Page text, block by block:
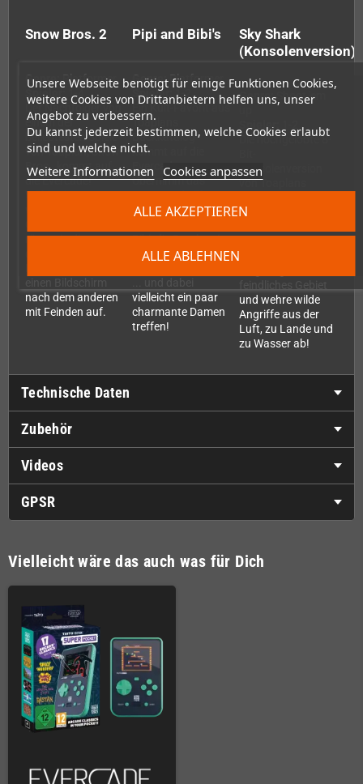
Unsere Webseite benötigt für einige Funktionen Cookies,
weitere Cookies von Drittanbietern helfen uns, unser
Angebot zu verbessern.
Du kannst jederzeit bestimmen, welche Cookies erlaubt
sind und welche nicht.
Weitere Informationen Cookies anpassen
ALLE ABLEHNEN
ALLE AKZEPTIEREN
Snow Bros. 2
Genre:Platformer
Spieler:
1-4
Der Nachfolger von
einem der
beliebtesten Spiele
von Toaplan, Snow
Bros., kommt auf
die Evercade!
Wähle einen von
räume in diesem
nach dem anderen
mit Feinden auf.
Pipi and Bibi's
Genre:Platformer
Spieler:
1-2
Ein Kult-Favorit aus
Toaplans
Backkatalog
kommt auf die
Evercade.
Übernimm das
Kommando über
die stümperhaften
Bibi, die Bomben in
den Verstecken der
vielleicht ein paar
charmante Damen
treffen!
Sky Shark
(Konsolenversion)
Genre:Shoot 'em
Spieler:
Die hochgelobte 8-
Konsolenversion
von Toaplans
Shark kommt mit
und wehre wilde
Angriffe aus der
Luft, zu Lande und
zu Wasser ab!
Technische Daten
Zubehör
Videos
GPSR
Vielleicht wäre das auch was für Dich